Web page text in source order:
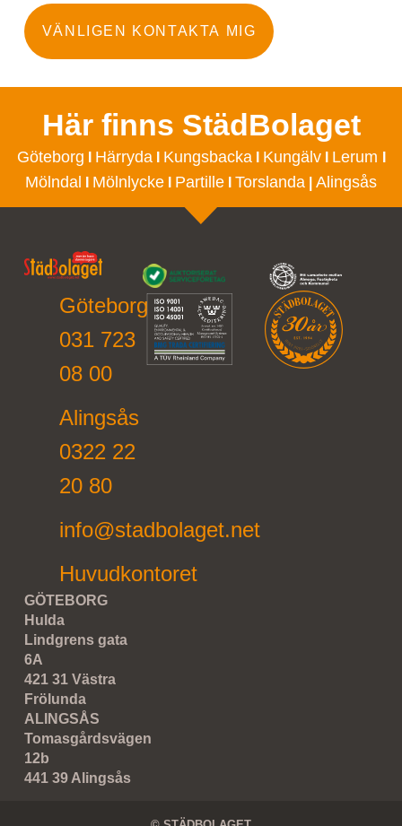
VÄNLIGEN KONTAKTA MIG
Här finns StädBolaget
Göteborg HärrydaI KungsbackaI KungälvI Lerum
Mölndal Mölnlycke Partille Torslanda Alingsås
Göteborg
031 723
08 00
Alingsås
0322 22
20 80
info@stadbolaget.net
Huvudkontoret
GÖTEBORG
Hulda
Lindgrens gata
6A
421 31 Västra
Frölunda
ALINGSÅS
Tomasgårdsvägen
12b
441 39 Alingsås